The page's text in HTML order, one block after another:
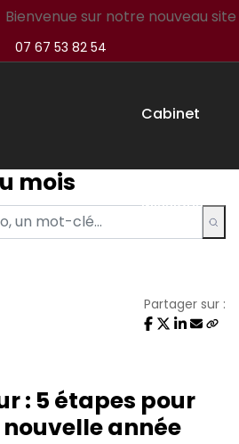
sur notre nouveau site web
07 67 53 82 54
Cabinet
Missions
mois
Partager sur :
: 5 étapes pour
année